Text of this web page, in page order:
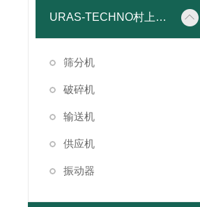
URAS-TECHNO村上精机
筛分机
破碎机
输送机
供应机
振动器